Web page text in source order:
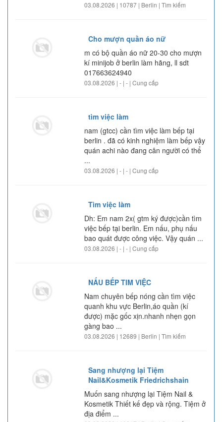
03.08.2026 | 10787 | Berlin | Tìm kiếm
Cho mượn quần áo nữ
m có bộ quần áo nữ 20-30 cho mượn
kí minijob ở berlin làm hãng, ll sdt
017663624940
03.08.2026 | - | - | Cung cấp
tìm việc làm
nam (gtcc) cần tìm việc làm bếp tại
berlin . đã có kinh nghiệm làm bếp vậy
quán achi nào đang cân người có thể
...
03.08.2026 | - | - | Cung cấp
Tìm việc làm
Dh: Em nam 2x( gtm ký được)cần tìm
việc bếp tại berlin. Em nấu, phụ nấu
bao quát được công việc. Vậy quán ...
03.08.2026 | - | - | Cung cấp
NẤU BẾP TIM VIỆC
Nam chuyên bếp nóng cần tìm việc
quanh khu vực Berlin,áo quần (kí
được) mặc gốc xịn.nhanh nhẹn gọn
gàng bao ...
03.08.2026 | 12689 | Berlin | Tìm kiếm
Sang nhượng lại Tiệm
Nail&Kosmetik Friedrichshain
Muốn sang nhượng lại Tiệm Nail &
Kosmetik Thiết kế đẹp và rộng. Tiệm ở
địa điểm ...